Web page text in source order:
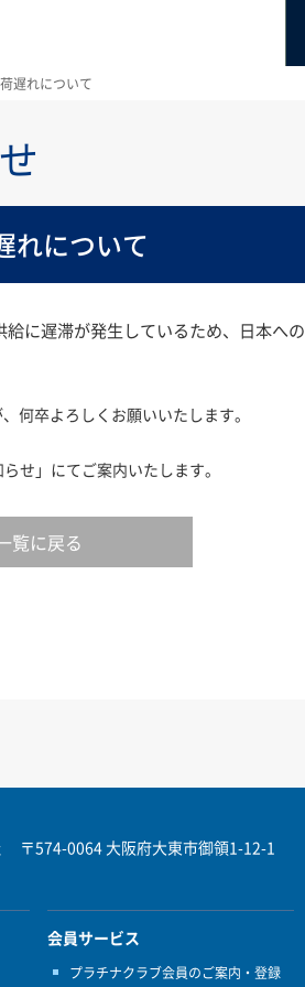
遅れについて
れについて
給に遅滞が発生しているため、日本への
何卒よろしくお願いいたします。
せ」にてご案内いたします。
覧に戻る
〒574-0064 大阪府大東市御領1-12-1
会員サービス
プラチナクラブ会員のご案内・登録